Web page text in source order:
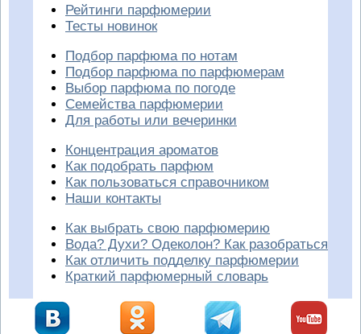
Рейтинги парфюмерии
Тесты новинок
Подбор парфюма по нотам
Подбор парфюма по парфюмерам
Выбор парфюма по погоде
Семейства парфюмерии
Для работы или вечеринки
Концентрация ароматов
Как подобрать парфюм
Как пользоваться справочником
Наши контакты
Как выбрать свою парфюмерию
Вода? Духи? Одеколон? Как разобраться
Как отличить подделку парфюмерии
Краткий парфюмерный словарь